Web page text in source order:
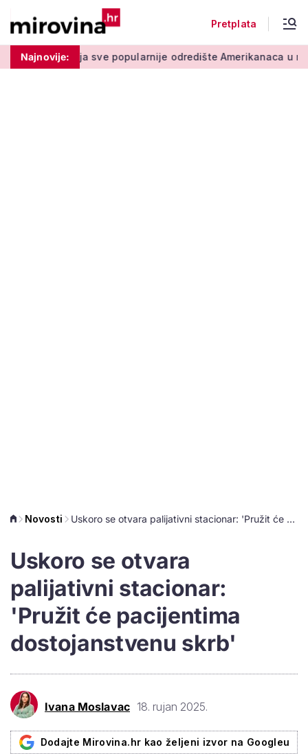
Pretplata
Najnovije:
popularnije odredište Amerikanaca u mirovini: Pruža mir i
Novosti Uskoro se otvara palijativni stacionar: 'Pružit će pacijentima dostojanstvenu skrb'
Uskoro se otvara
palijativni stacionar:
'Pružit će pacijentima
dostojanstvenu skrb'
Ivana Moslavac 18. rujan 2025.
Dodajte Mirovina.hr kao željeni izvor na Googleu